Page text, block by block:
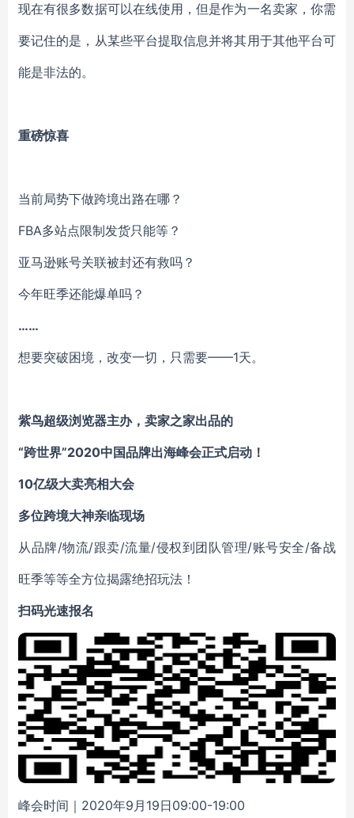
现在有很多数据可以在线使用，但是作为一名卖家，你需
要记住的是，从某些平台提取信息并将其用于其他平台可
能是非法的。
重磅惊喜
当前局势下做跨境出路在哪？
FBA多站点限制发货只能等？
亚马逊账号关联被封还有救吗？
今年旺季还能爆单吗？
……
想要突破困境，改变一切，只需要——1天。
紫鸟超级浏览器主办，卖家之家出品的
“跨世界”2020中国品牌出海峰会正式启动！
10亿级大卖亮相大会
多位跨境大神亲临现场
从品牌/物流/跟卖/流量/侵权到团队管理/账号安全/备战
旺季等等全方位揭露绝招玩法！
扫码光速报名
峰会时间 ｜ 2020年9月19日09:00-19:00